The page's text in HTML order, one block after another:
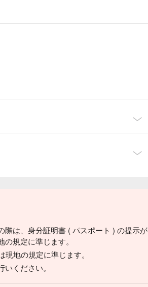
は、身分証明書 ( パスポート ) の提示が
規定に準じます。
地の規定に準じます。
ください。